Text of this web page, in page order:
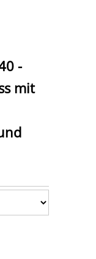
-
mit